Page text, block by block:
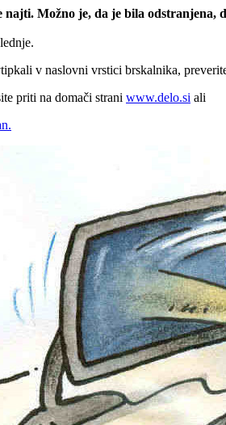
najti. Možno je, da je bila odstranjena,
v naslovni vrstici brskalnika,
priti na domači strani www.delo.si ali